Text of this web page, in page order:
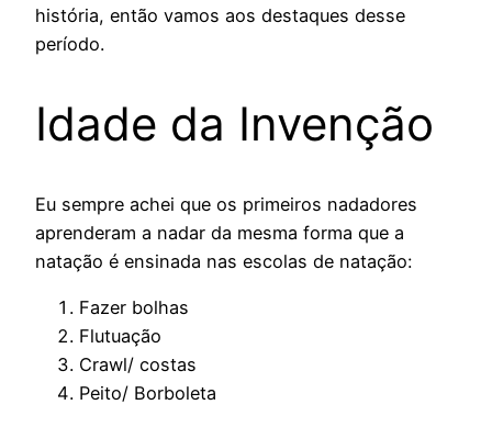
história, então vamos aos destaques desse
período.
Idade da Invenção
Eu sempre achei que os primeiros nadadores
aprenderam a nadar da mesma forma que a
natação é ensinada nas escolas de natação:
Fazer bolhas
Flutuação
Crawl/ costas
Peito/ Borboleta